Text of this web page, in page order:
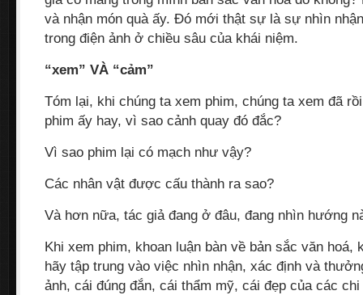
và nhận món quà ấy. Đó mới thật sự là sự nhìn
trong điện ảnh ở chiều sâu của khái niệm.
“xem” VÀ “cảm”
Tóm lại, khi chúng ta xem phim, chúng ta xem đã
phim ấy hay, vì sao cảnh quay đó đắc?
Vì sao phim lại có mạch như vậy?
Các nhân vật được cấu thành ra sao?
Và hơn nữa, tác giả đang ở đâu, đang nhìn hướng
Khi xem phim, khoan luận bàn về bản sắc văn hoá,
hãy tập trung vào việc nhìn nhận, xác định và
ảnh, cái đúng đắn, cái thẩm mỹ, cái đẹp của các